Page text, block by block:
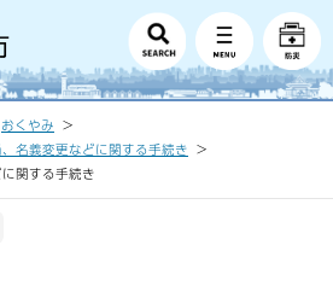
おくやみ
名義変更などに関する手続き
関する手続き